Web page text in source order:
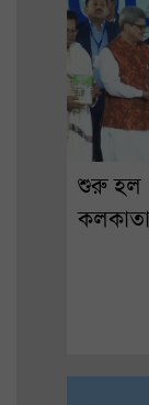
শুরু হল